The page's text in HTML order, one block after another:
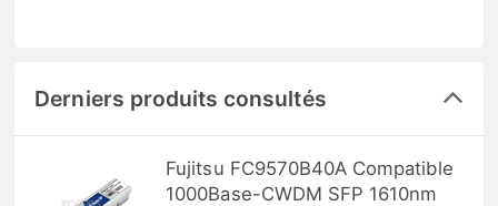
Derniers produits consultés
Fujitsu FC9570B40A Compatible
1000Base-CWDM SFP 1610nm